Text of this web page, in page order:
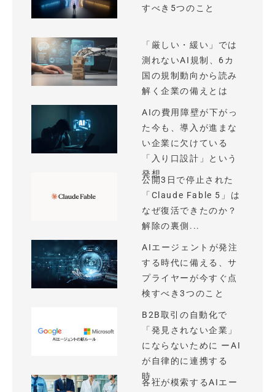
すべき5つのこと
「厳しい・緩い」では
測れないAI規制、6カ
国の規制動向から読み
解く企業の備えとは
AIの費用障壁が下がっ
た今も、導入が進まな
い企業に欠けている
「入り口設計」という
発想
公開3日で停止された
「Claude Fable 5」は
なぜ復活できたのか？
解除の裏側...
AIエージェントが発注
する時代に備える、サ
プライヤーが今すぐ点
検すべき3つのこと
B2B取引の自動化で
「発見されない企業」
にならないために ーAI
が自律的に連携する
時...
各社が模索するAIエー